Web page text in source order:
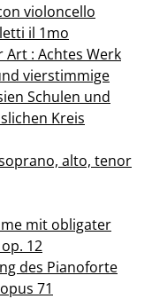
violoncello
il 1mo
Art : Achtes Werk
vierstimmige
Schulen und
Kreis
alto, tenor
mit obligater
12
des Pianoforte
71